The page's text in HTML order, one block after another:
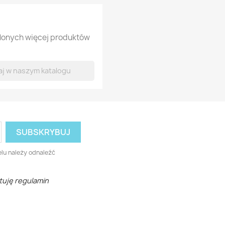
więcej produktów
należy odnaleźć
regulamin